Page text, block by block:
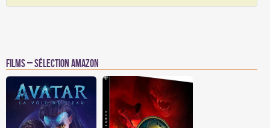
Films – Sélection Amazon